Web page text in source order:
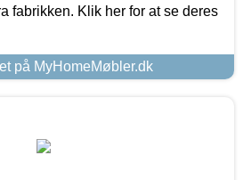
fabrikken. Klik her for at se deres
på MyHomeMøbler.dk